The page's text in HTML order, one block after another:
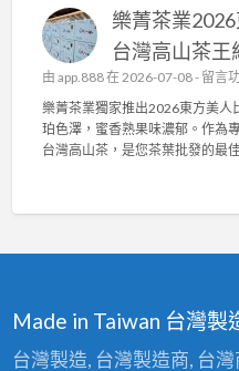
打
造
舒
適
用
，
輕
洗
，
菌
機
能
布
與
高
適
耐
用
榮
獲
2
0
2
6
台
茶
佳
績
！
樂菁茶業
台灣高山茶王
由 app.888在 2026-07-08 - 在
〈
樂
菁
茶
方
美
人
留言
樂菁茶業獨家推出2026東方美人
珀色澤，蜜香熟果味濃郁。作為
台灣高山茶，是您茶葉批發的最
Made in Taiwan 台灣製
台灣製造, 台灣製造商, 台